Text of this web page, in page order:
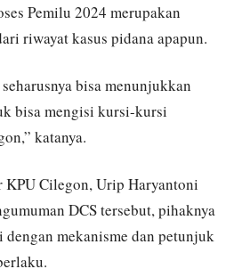
Pemilu 2024 merupakan
riwayat kasus pidana apapun.
bisa menunjukkan
bisa mengisi kursi-kursi
katanya.
KPU Cilegon, Urip Haryantoni
DCS tersebut, pihaknya
dengan mekanisme dan petunjuk